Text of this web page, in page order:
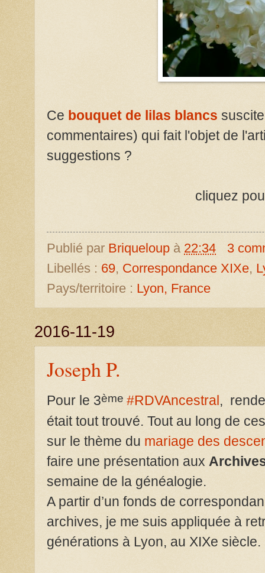
Ce bouquet de lilas blancs
commentaires) qui fait l'objet de
suggestions ?
cliquez
Publié par Briqueloup à 22:34
3
Libellés : 69, Correspondance XIXe,
Pays/territoire : Lyon, France
2016-11-19
Joseph P.
Pour le 3ème #RDVAncestral ,
était tout trouvé. Tout au long de
sur le thème du mariage des
faire une présentation aux
semaine de la généalogie.
A partir d’un fonds de
archives, je me suis appliquée à
générations à Lyon, au XIXe siècle.